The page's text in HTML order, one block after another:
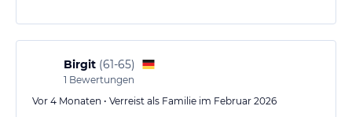
Birgit (61-65)
1 Bewertungen
Vor 4 Monaten • Verreist als Familie im Februar 2026